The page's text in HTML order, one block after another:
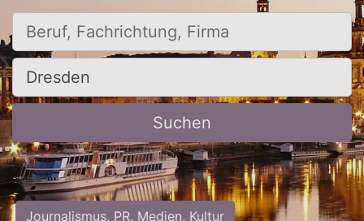
Beruf, Fachrichtung, Firma
Ort, Stadt
Suchen
Journalismus, PR, Medien, Kultur